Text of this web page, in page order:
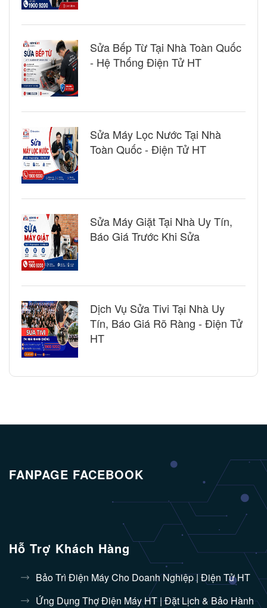
Sửa Bếp Từ Tại Nhà Toàn Quốc
- Hệ Thống Điện Tử HT
Sửa Máy Lọc Nước Tại Nhà
Toàn Quốc - Điện Tử HT
Sửa Máy Giặt Tại Nhà Uy Tín,
Báo Giá Trước Khi Sửa
Dịch Vụ Sửa Tivi Tại Nhà Uy
Tín, Báo Giá Rõ Ràng - Điện Tử
HT
FANPAGE FACEBOOK
Hỗ Trợ Khách Hàng
Bảo Trì Điện Máy Cho Doanh Nghiệp | Điện Tử HT
Ứng Dụng Thợ Điện Máy HT | Đặt Lịch & Bảo Hành